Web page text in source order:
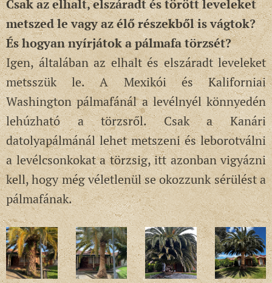
Csak az elhalt, elszáradt és törött leveleket
metszed le vagy az élő részekből is vágtok?
És hogyan nyírjátok a pálmafa törzsét?
Igen, általában az elhalt és elszáradt leveleket
metsszük le. A Mexikói és Kaliforniai
Washington pálmafánál a levélnyél könnyedén
lehúzható a törzsről. Csak a Kanári
datolyapálmánál lehet metszeni és leborotválni
a levélcsonkokat a törzsig, itt azonban vigyázni
kell, hogy még véletlenül se okozzunk sérülést a
pálmafának.